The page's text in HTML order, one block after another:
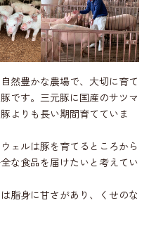
然豊かな農場で、大切に育て
です。三元豚に国産のサツマ
よりも長い期間育てていま
ェルは豚を育てるところから
な食品を届けたいと考えてい
脂身に甘さがあり、くせのな